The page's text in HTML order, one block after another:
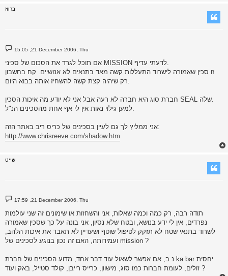
ברווז
P
o
t
15:05 ,21 December 2006, Thu
זו סכין שאמורה לישרוד התעללות קשה מאד בתנאים לא אנושיים. קח בחשבון
אני ממליץ לך גם לעיין בסכינים של כריס ריב באתר הזה:
http://www.chrisreeve.com/shadow.htm
שייט
P
o
t
17:59 ,21 December 2006, Thu
תודה רבה, רק כמה וכמה שאלות, אני והשחזות או שימונים זה שני עולמות
נפרדים, אין לי ידע בנושא, ובטח שלא נסיון, אני בונה על כך שסכין שאמורה
לשרוד בתנאי שטח לא תזקק לטיפול שוטף ושעדיין לא תאבד את איכות הלהב,
ועמידותה, האם זה נכון בנוגע לסכינים של mission ?
נ.ב, אם אפשר לשאול עוד דבר אחד, מדוע הסכינים של חברת ka bar יחסית
זולים, לעומת חברות כמו סוג, מישוון, כרייס רייבן, קולד סטייל, באק ועוד ?